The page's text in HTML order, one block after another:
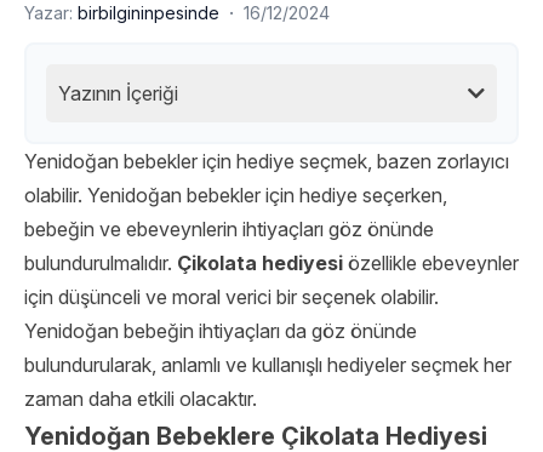
Yazar: birbilgininpesinde · 16/12/2024
Yazının İçeriği
Yenidoğan bebekler için hediye seçmek, bazen zorlayıcı
olabilir. Yenidoğan bebekler için hediye seçerken,
bebeğin ve ebeveynlerin ihtiyaçları göz önünde
bulundurulmalıdır. Çikolata hediyesi özellikle ebeveynler
için düşünceli ve moral verici bir seçenek olabilir.
Yenidoğan bebeğin ihtiyaçları da göz önünde
bulundurularak, anlamlı ve kullanışlı hediyeler seçmek her
zaman daha etkili olacaktır.
Yenidoğan Bebeklere Çikolata Hediyesi